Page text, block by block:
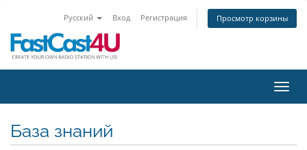
Русский Вход Регистрация Просмотр корзины
База знаний